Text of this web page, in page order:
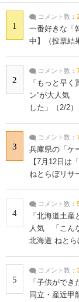
1
コメント数：
一番好きな「
中】（投票結
2
コメント数：
「もっと早
ン”が大人気
した」（2/2
3
コメント数：
兵庫県の「ケ
【7月12日は
ねとらぼリサ
4
コメント数：
「北海道土
人気 「こん
北海道 ねとら
5
コメント数：
「子供がで
同立・産近甲